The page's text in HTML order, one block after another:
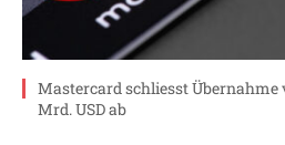
Mastercard schliesst Übernahme
Mrd. USD ab